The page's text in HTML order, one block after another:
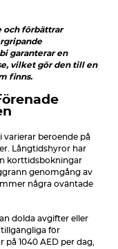
och förbättrar
garanterar en
vilket gör den till en
finns.
varierar beroende på
Långtidshyror har
korttidsbokningar
genomgång av
några oväntade
dolda avgifter eller
för
på 1040 AED per dag,